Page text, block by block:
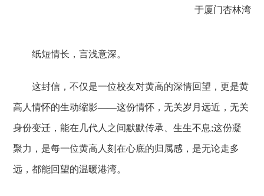
于厦门杏林湾
纸短情长，言浅意深。
这封信，不仅是一位校友对黄高的深情回望，更是黄
高人情怀的生动缩影——这份情怀，无关岁月远近，无关
身份变迁，能在几代人之间默默传承、生生不息;这份凝
聚力，是每一位黄高人刻在心底的归属感，是无论走多
远，都能回望的温暖港湾。